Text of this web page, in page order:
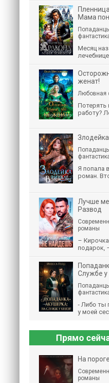
Мама
Месяц
женат!
Любовная
Потерять
работу?
Я попала
роман.
Лучше
Развод
романы
–
подарок,
Службе у
- Либо ты
у моей
Прямо
На
романы